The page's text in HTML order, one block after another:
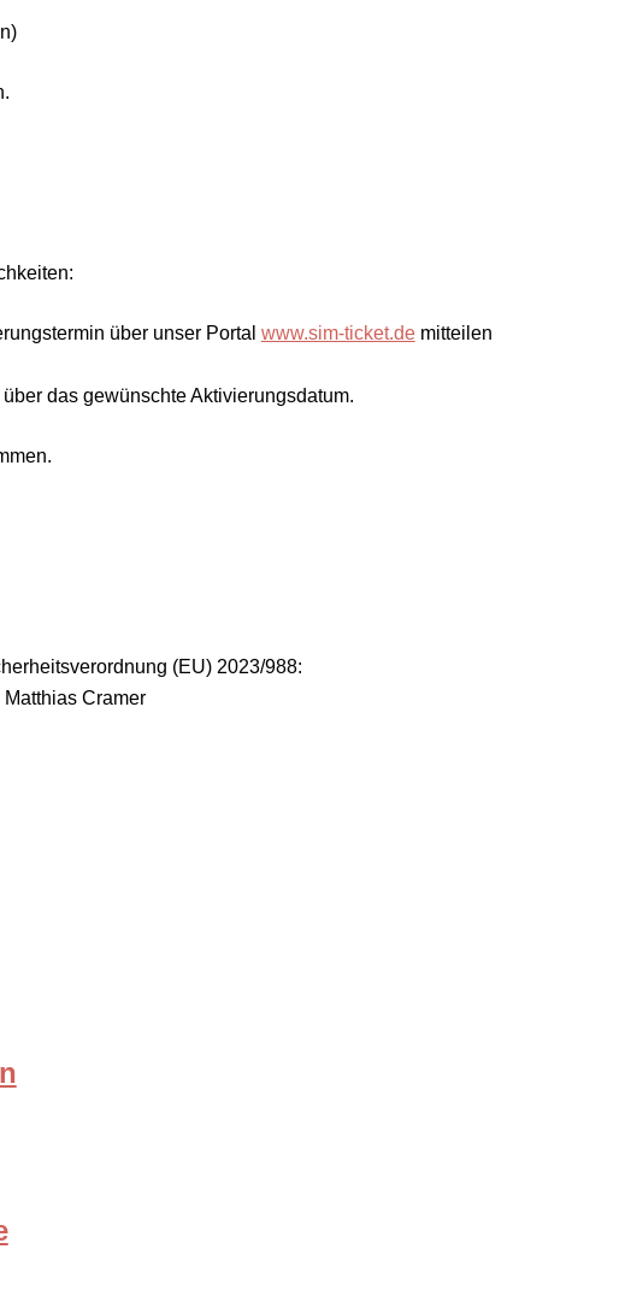
über unser Portal www.sim-ticket.demitteilen
das gewünschte Aktivierungsdatum.
(EU) 2023/988:
Cramer